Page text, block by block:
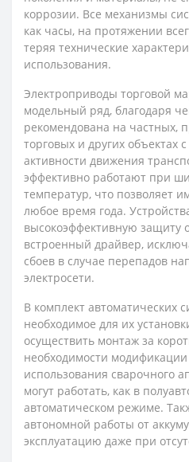
коррозии. Все механизмы
как часы, на протяжении
теряя технические
использования.
Электроприводы торговой
модельный ряд, благодаря
рекомендована на частных,
торговых и других объектах
активности движения
эффективно работают при
температур, что позволяет
любое время года.
высокоэффективную защиту
встроенный драйвер,
сбоев в случае перепадов
электросети.
В комплект автоматических
необходимое для их
осуществить монтаж за
необходимости
использования сварочного
могут работать, как в
автоматическом режиме.
автономной работы от
эксплуатацию даже при